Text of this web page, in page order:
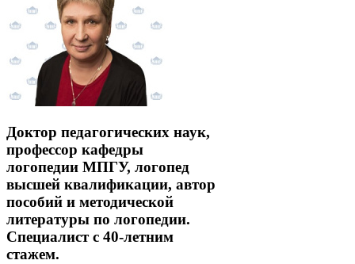
Доктор педагогических наук,
профессор кафедры
логопедии МПГУ, логопед
высшей квалификации, автор
пособий и методической
литературы по логопедии.
Специалист с 40-летним
стажем.